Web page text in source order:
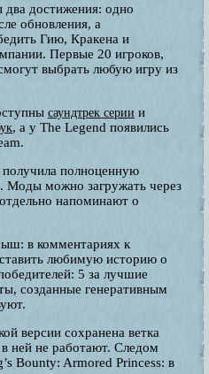
достижения: одно
обновления, а
Гию, Кракена и
Первые 20 игроков,
выбрать любую игру из
саундтрек серии и
, а у The Legend появились
полноценную
Моды можно загружать через
напоминают о
в комментариях к
любимую историю о
5 за лучшие
созданные генеративным
версии сохранена ветка
ней не работают. Следом
Bounty: Armored Princess: в